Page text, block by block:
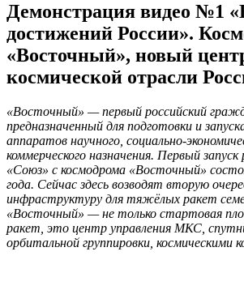
Демонстрация видео №1
достижений России».
«Восточный», новый
космической отрасли
«Восточный» — первый российский
предназначенный для подготовки и
аппаратов научного, социально-
коммерческого назначения. Первый
«Союз» с космодрома «Восточный»
года. Сейчас здесь возводят вторую
инфраструктуру для тяжёлых ракет
«Восточный» — не только стартовая
ракет, это центр управления МКС,
орбитальной группировки, космическими